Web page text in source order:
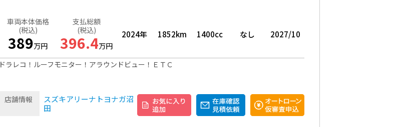
車両本体価格
(税込)
389万円
支払総額
(税込)
396.4万円
2024年 1852km 1400cc なし 2027/10
ドラレコ！ルーフモニター！アラウンドビュー！ＥＴＣ
店舗情報
スズキアリーナトヨナガ沼
田